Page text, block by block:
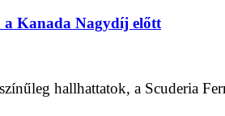
a Kanada Nagydíj előtt
hallhattatok, a Scuderia